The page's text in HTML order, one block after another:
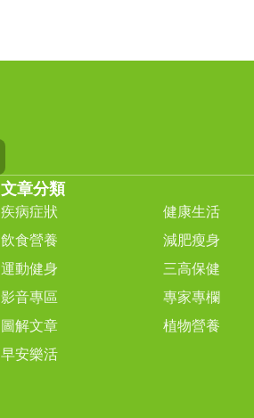
文章分類
疾病症狀
健康生活
飲食營養
減肥瘦身
運動健身
三高保健
影音專區
專家專欄
圖解文章
植物營養
早安樂活